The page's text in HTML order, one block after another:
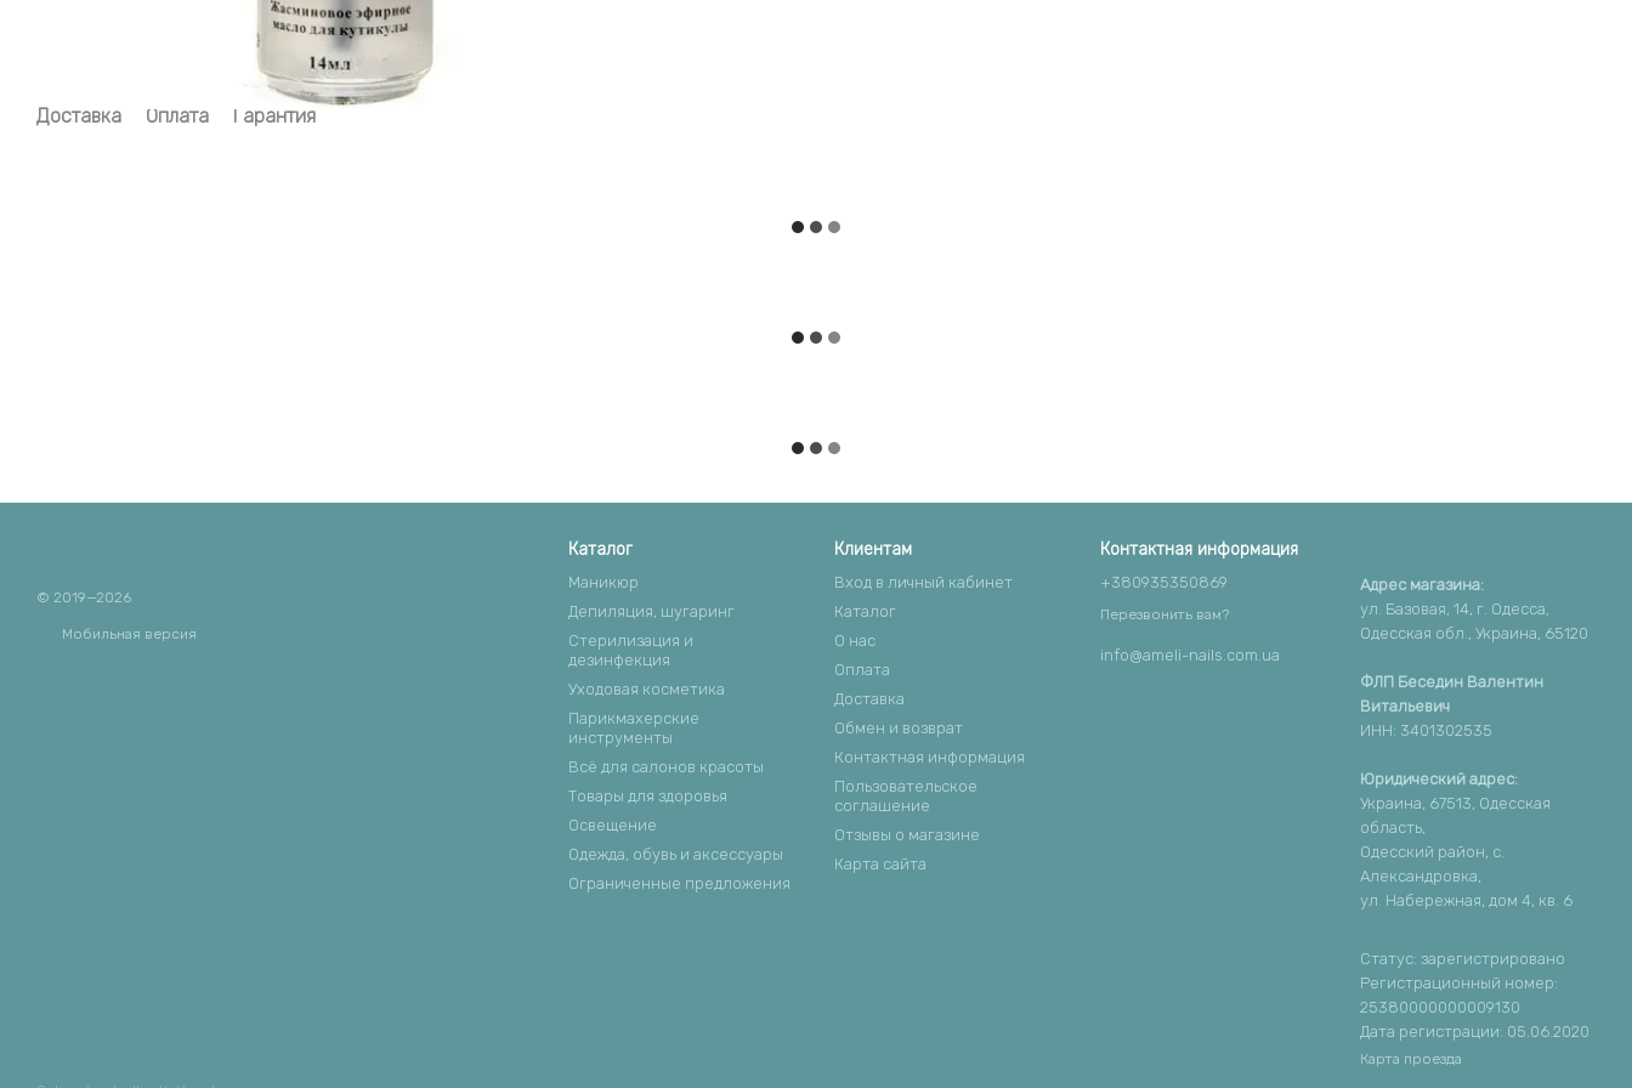
Доставка Оплата Гарантия
© 2019—2026
Мобильная версия
Каталог
Маникюр
Депиляция, шугаринг
Стерилизация и
дезинфекция
Уходовая косметика
Парикмахерские
инструменты
Всё для салонов красоты
Товары для здоровья
Освещение
Одежда, обувь и аксессуары
Ограниченные предложения
Клиентам
Вход в личный кабинет
Каталог
О нас
Оплата
Доставка
Обмен и возврат
Контактная информация
Пользовательское
соглашение
Отзывы о магазине
Карта сайта
Контактная информация
+380935350869
Перезвонить вам?
info@ameli-nails.com.ua
Адрес магазина:
ул. Базовая, 14, г. Одесса,
Одесская обл., Украина, 65120
ФЛП Беседин Валентин
Витальевич
ИНН: 3401302535
Юридический адрес:
Украина, 67513, Одесская
область,
Одесский район, с.
Александровка,
ул. Набережная, дом 4, кв. 6
Статус: зарегистрировано
Регистрационный номер:
25380000000009130
Дата регистрации: 05.06.2020
Карта проезда